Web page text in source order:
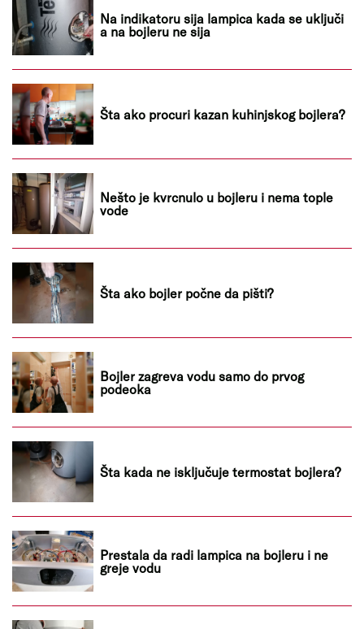
Na indikatoru sija lampica kada se uključi
a na bojleru ne sija
Šta ako procuri kazan kuhinjskog bojlera?
Nešto je kvrcnulo u bojleru i nema tople
vode
Šta ako bojler počne da pišti?
Bojler zagreva vodu samo do prvog
podeoka
Šta kada ne isključuje termostat bojlera?
Prestala da radi lampica na bojleru i ne
greje vodu